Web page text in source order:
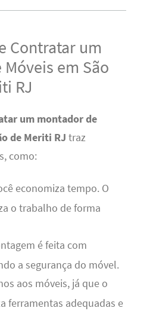
Contratar um
em São
RJ
um montador de
de Meriti RJ traz
como:
economiza tempo. O
o trabalho de forma
é feita com
a segurança do móvel.
aos móveis, já que o
ferramentas adequadas e